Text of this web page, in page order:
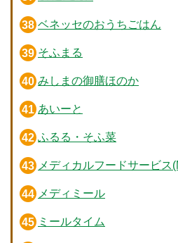
ベネッセのおうちごはん
そふまる
みしまの御膳ほのか
あいーと
ふるる・そふ菜
メディカルフードサービス
メディミール
ミールタイム